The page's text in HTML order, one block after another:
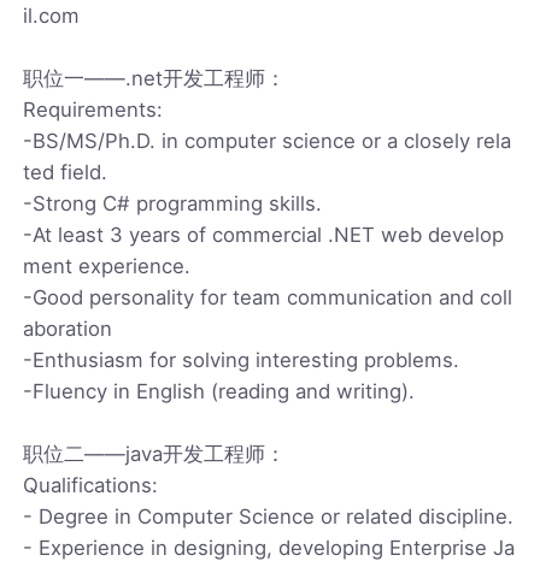
il.com
职位一——.net开发工程师：
Requirements:
-BS/MS/Ph.D. in computer science or a closely rela
ted field.
-Strong C# programming skills.
-At least 3 years of commercial .NET web develop
ment experience.
-Good personality for team communication and coll
aboration
-Enthusiasm for solving interesting problems.
-Fluency in English (reading and writing).
职位二——java开发工程师：
Qualifications:
- Degree in Computer Science or related discipline.
- Experience in designing, developing Enterprise Ja